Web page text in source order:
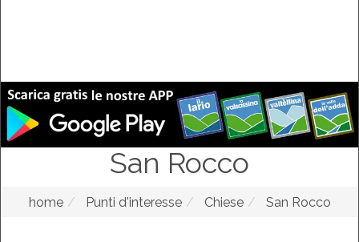
San Rocco
home Punti d'interesse Chiese San Rocco